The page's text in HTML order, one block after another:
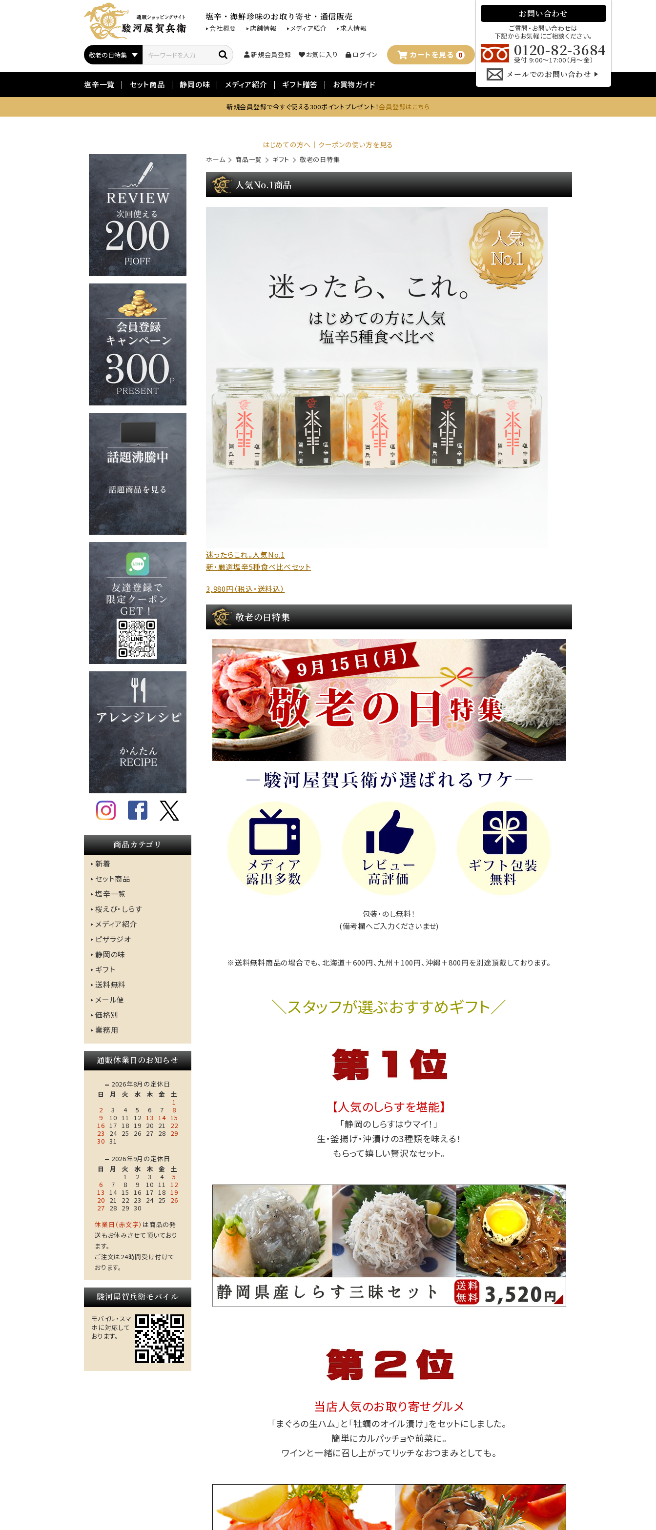
塩辛・海鮮珍味のお取り寄せ・通信販売
会社概要 店舗情報 メディア紹介 求人情報
お問い合わせ
ご質問・お問い合わせは
下記からお気軽にご相談ください。
0120-82-3684
受付 9:00～17:00（月～金）
メールでのお問い合わせ
新規会員登録 お気に入り ログイン カートを見る 0
塩辛一覧 セット商品 静岡の味 メディア紹介 ギフト贈答 お買物ガイド
新規会員登録で今すぐ使える300ポイントプレゼント！会員登録はこちら
はじめての方へ｜クーポンの使い方を見る
ホーム 商品一覧 ギフト 敬老の日特集
人気No.1商品
迷ったらこれ。人気No.1
新・厳選塩辛5種食べ比べセット
3,980円（税込・送料込）
敬老の日特集
包装・のし無料！
(備考欄へご入力くださいませ)
※送料無料商品の場合でも、北海道＋600円、九州＋100円、沖縄＋800円を別途頂戴しております。
＼スタッフが選ぶおすすめギフト／
【人気のしらすを堪能】
「静岡のしらすはウマイ！」
生・釜揚げ・沖漬けの3種類を味える！
もらって嬉しい贅沢なセット。
当店人気のお取り寄せグルメ
「まぐろの生ハム」と「牡蠣のオイル漬け」をセットにしました。
簡単にカルパッチョや前菜に。
ワインと一緒に召し上がってリッチなおつまみとしても。
商品カテゴリ
新着
セット商品
塩辛一覧
桜えび・しらす
メディア紹介
ピザラジオ
静岡の味
ギフト
送料無料
メール便
価格別
業務用
通販休業日のお知らせ
2026年8月の定休日
日
月 火 水 木 金
土
1
2
3 4 5 6 7
8
9
10 11 12 13 14 15
16 17 18 19 20 21
22
23
24 25 26 27 28 29
30 31
2026年9月の定休日
日
月 火 水 木 金
土
1
2 3 4
5
6
7 8 9 10 11 12
13 14 15 16 17 18 19
20 21 22 23 24 25
26
27 28 29 30
休業日（赤文字） は商品の発
送もお休みさせて頂いており
ます。
ご注文は24時間受け付けて
おります。
駿河屋賀兵衛モバイル
モバイル・スマ
ホに対応して
おります。